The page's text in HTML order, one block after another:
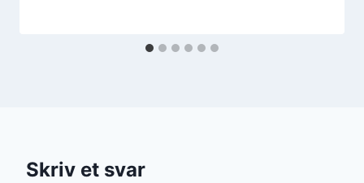
Skriv et svar